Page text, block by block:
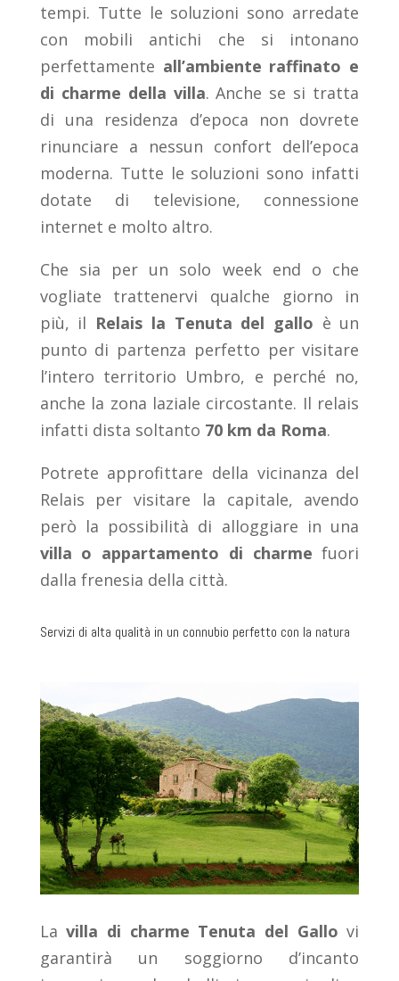
tempi. Tutte le soluzioni sono arredate
con mobili antichi che si intonano
perfettamente all’ambiente raffinato e
di charme della villa. Anche se si tratta
di una residenza d’epoca non dovrete
rinunciare a nessun confort dell’epoca
moderna. Tutte le soluzioni sono infatti
dotate di televisione, connessione
internet e molto altro.
Che sia per un solo week end o che
vogliate trattenervi qualche giorno in
più, il Relais la Tenuta del gallo è un
punto di partenza perfetto per visitare
l’intero territorio Umbro, e perché no,
anche la zona laziale circostante. Il relais
infatti dista soltanto 70 km da Roma.
Potrete approfittare della vicinanza del
Relais per visitare la capitale, avendo
però la possibilità di alloggiare in una
villa o appartamento di charme fuori
dalla frenesia della città.
Servizi di alta qualità in un connubio perfetto con la natura
Lavilla di charme Tenuta del Gallo vi
garantirà un soggiorno d’incanto